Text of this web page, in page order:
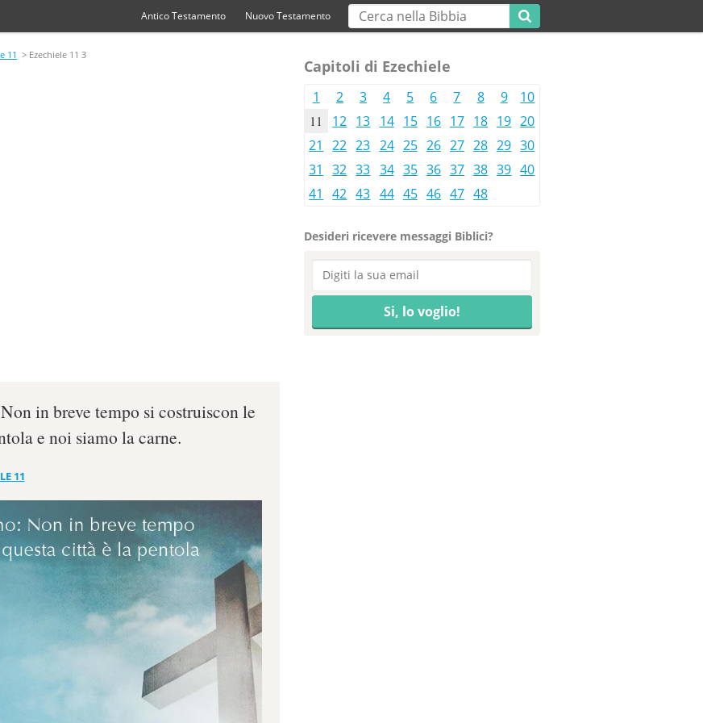
Antico Testamento Nuovo Testamento
11 > Ezechiele 11 3
in breve tempo si costruiscon le
e noi siamo la carne.
11
Capitoli di Ezechiele
1 2 3 4 5 6 7 8 9 10
11 12 13 14 15 16 17 18 19 20
21
22 23 24 25 26 27 28 29 30
31
32 33 34 35 36 37 38 39 40
41
42 43 44 45 46 47 48
Desideri ricevere messaggi Biblici?